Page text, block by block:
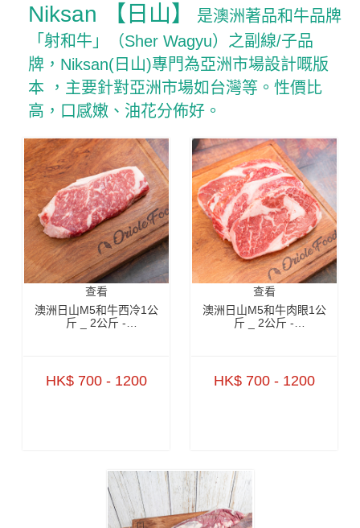
Niksan 【 日山】
是澳洲著品和牛品牌
「射和牛」（Sher Wagyu）之副線/子品
牌，Niksan(日山)專門為亞洲市場設計嘅版
本 ，主要針對亞洲市場如台灣等。性價比
高，口感嫩、油花分佈好。
查看
澳洲日山M5和牛西冷1公
斤 _ 2公斤 -
HK$ 700 - 1200
查看
澳洲日山M5和牛肉眼1公
斤 _ 2公斤 -
HK$ 700 - 1200